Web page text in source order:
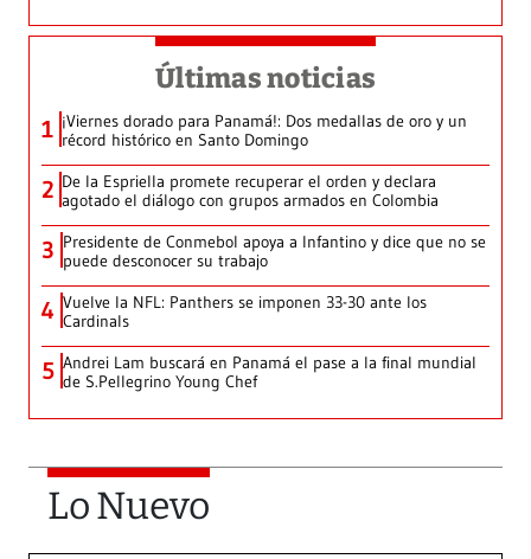
Últimas noticias
1 ¡Viernes dorado para Panamá!: Dos medallas de oro y un
récord histórico en Santo Domingo
2 De la Espriella promete recuperar el orden y declara
agotado el diálogo con grupos armados en Colombia
3 Presidente de Conmebol apoya a Infantino y dice que no se
puede desconocer su trabajo
4 Vuelve la NFL: Panthers se imponen 33-30 ante los
Cardinals
5 Andrei Lam buscará en Panamá el pase a la final mundial
de S.Pellegrino Young Chef
Lo Nuevo